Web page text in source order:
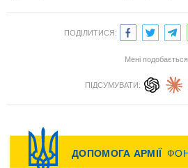
ПОДІЛИТИСЯ:
Мені подобається
ПІДСУМУВАТИ: